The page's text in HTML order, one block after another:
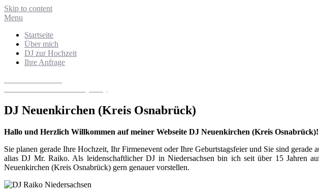
Skip to content
Menu
Startseite
Über mich
DJ zur Hochzeit
Ihre Anfrage
DJ Neuenkirchen (Kreis Osnabrück)
Hallo und Herzlich Willkommen auf meiner Webseite DJ Neuenkirchen (Kreis Osnabrück)!
Sie planen gerade Ihre Hochzeit, Ihr Firmenevent oder Ihre Geburtstagsfeier und Sie sind
alias DJ Mr. Raiko. Als leidenschaftlicher DJ in Niedersachsen bin ich seit über 15 Jahren
Neuenkirchen (Kreis Osnabrück) gern genauer vorstellen.